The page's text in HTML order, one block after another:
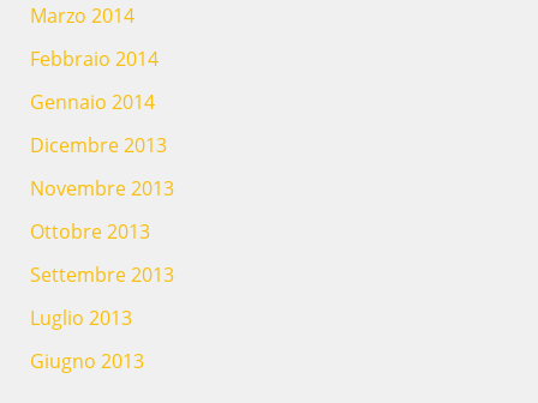
Marzo 2014
Febbraio 2014
Gennaio 2014
Dicembre 2013
Novembre 2013
Ottobre 2013
Settembre 2013
Luglio 2013
Giugno 2013